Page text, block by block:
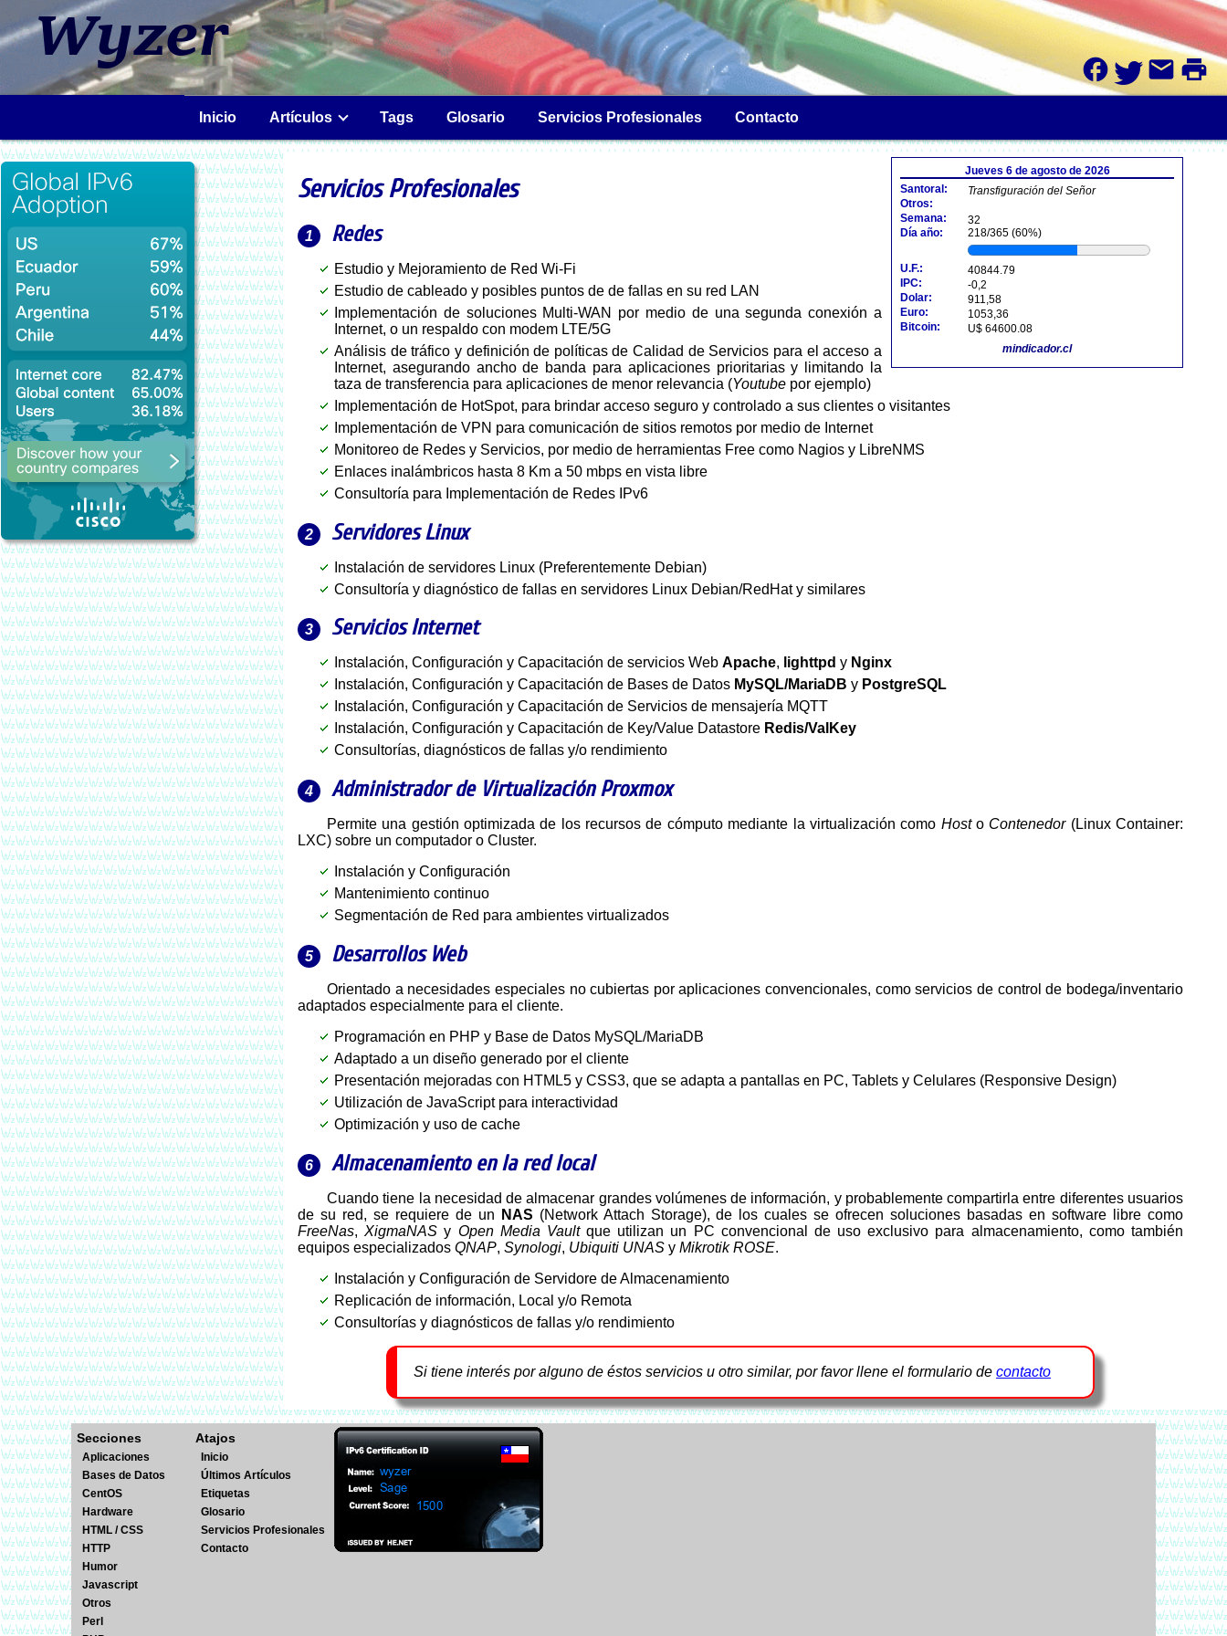
facebook mailprint
Inicio Artículos Tags Glosario Servicios Profesionales Contacto
Jueves 6 de agosto de 2026
Santoral:
Transfiguración del Señor
Otros:
Semana:
32
Día año:
218/365 (60%)
U.F.:
40844.79
IPC:
-0,2
Dolar:
911,58
Euro:
1053,36
Bitcoin:
U$ 64600.08
mindicador.cl
Servicios Profesionales
Redes
Estudio y Mejoramiento de Red Wi-Fi
Estudio de cableado y posibles puntos de de fallas en su red LAN
Implementación de soluciones Multi-WAN por medio de una segunda conexión a
Internet, o un respaldo con modem LTE/5G
Análisis de tráfico y definición de políticas de Calidad de Servicios para el acceso a
Internet, asegurando ancho de banda para aplicaciones prioritarias y limitando la
taza de transferencia para aplicaciones de menor relevancia (Youtube por ejemplo)
Implementación de HotSpot, para brindar acceso seguro y controlado a sus clientes o visitantes
Implementación de VPN para comunicación de sitios remotos por medio de Internet
Monitoreo de Redes y Servicios, por medio de herramientas Free como Nagios y LibreNMS
Enlaces inalámbricos hasta 8 Km a 50 mbps en vista libre
Consultoría para Implementación de Redes IPv6
Servidores Linux
Instalación de servidores Linux (Preferentemente Debian)
Consultoría y diagnóstico de fallas en servidores Linux Debian/RedHat y similares
Servicios Internet
Instalación, Configuración y Capacitación de servicios Web Apache, lighttpd y Nginx
Instalación, Configuración y Capacitación de Bases de Datos MySQL/MariaDB y PostgreSQL
Instalación, Configuración y Capacitación de Servicios de mensajería MQTT
Instalación, Configuración y Capacitación de Key/Value Datastore Redis/ValKey
Consultorías, diagnósticos de fallas y/o rendimiento
Administrador de VirtualizaciónProxmox
Permite una gestión optimizada de los recursos de cómputo mediante la virtualización como Hosto Contenedor(Linux Container:
LXC) sobre un computador o Cluster.
Instalación y Configuración
Mantenimiento continuo
Segmentación de Red para ambientes virtualizados
Desarrollos Web
Orientado a necesidades especiales no cubiertas por aplicaciones convencionales, como servicios de control de bodega/inventario
adaptados especialmente para el cliente.
Programación en PHP y Base de Datos MySQL/MariaDB
Adaptado a un diseño generado por el cliente
Presentación mejoradas con HTML5 y CSS3, que se adapta a pantallas en PC, Tablets y Celulares (Responsive Design)
Utilización de JavaScript para interactividad
Optimización y uso de cache
Almacenamiento en la red local
Cuando tiene la necesidad de almacenar grandes volúmenes de información, y probablemente compartirla entre diferentes usuarios
de su red, se requiere de un
NAS (Network Attach Storage), de los cuales se ofrecen soluciones basadas en software libre como
FreeNas,XigmaNAS y Open Media Vaultque utilizan un PC convencional de uso exclusivo para almacenamiento, como también
equipos especializados QNAP, Synologi, Ubiquiti UNAS y Mikrotik ROSE.
Instalación y Configuración de Servidore de Almacenamiento
Replicación de información, Local y/o Remota
Consultorías y diagnósticos de fallas y/o rendimiento
Si tiene interés por alguno de éstos servicios u otro similar, por favor llene el formulario de contacto
Secciones
Aplicaciones
Bases de Datos
CentOS
Hardware
HTML / CSS
HTTP
Humor
Javascript
Otros
Perl
Atajos
Inicio
Últimos Artículos
Etiquetas
Glosario
Servicios Profesionales
Contacto